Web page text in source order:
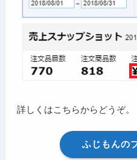
詳しくはこちらからどうぞ。
ふじもんの